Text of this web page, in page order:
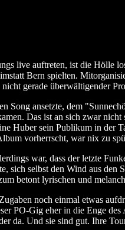
live auftreten, ist die Hölle
Bern spielten.
gerade überwältigender
Song ansetzte, dem
Das ist an sich zwar
sein Publikum in der
vorherrscht, war nix zu
war, dass der letzte
selbst den Wind aus
betont lyrischen und
noch einmal etwas
PO-Gig eher in die Enge
da. Und sie sind gut. Ihre